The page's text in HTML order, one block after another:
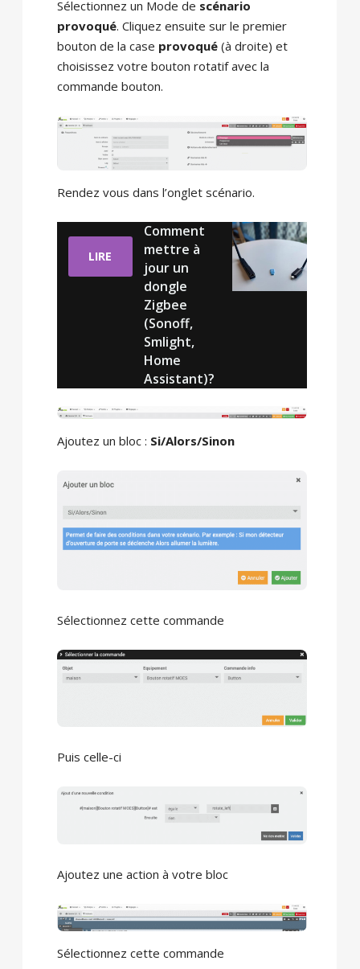
Sélectionnez un Mode de scénario
provoqué. Cliquez ensuite sur le premier
bouton de la case provoqué(à droite) et
choisissez votre bouton rotatif avec la
commande bouton.
Rendez vous dans l’onglet scénario.
LIRE
Comment
mettre à
jour un
dongle
Zigbee
(Sonoff,
Smlight,
Home
Assistant)?
Ajoutez un bloc : Si/Alors/Sinon
Sélectionnez cette commande
Puis celle-ci
Ajoutez une action à votre bloc
Sélectionnez cette commande